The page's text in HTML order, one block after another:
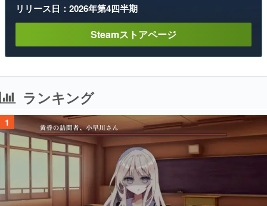
リリース日：2026年第4四半期
Steamストアページ
ランキング
1